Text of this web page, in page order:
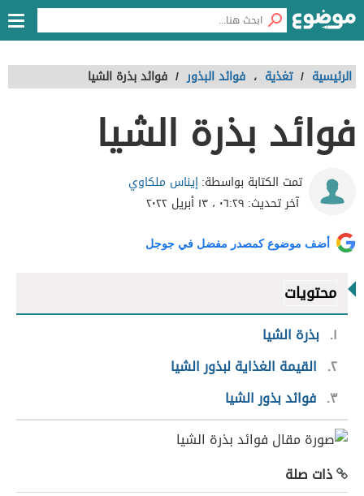
الرئيسية / تغذية ، فوائد البذور / فوائد بذرة الشيا
فوائد بذرة الشيا
تمت الكتابة بواسطة:إيناس ملكاوي
آخر تحديث: ٠٦:٢٩ ، ١٣ أبريل ٢٠٢٢
أضف موضوع كمصدر مفضل في جوجل
محتويات
١ بذرة الشيا
٢ القيمة الغذاية لبذور الشيا
٣ فوائد بذور الشيا
ذات صلة